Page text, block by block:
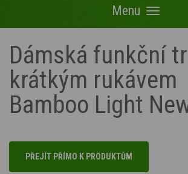
Menu Menu
Dámská funkční
krátkým rukávem
Bamboo Light
PŘEJÍT PŘÍMO K PRODUKTŮM